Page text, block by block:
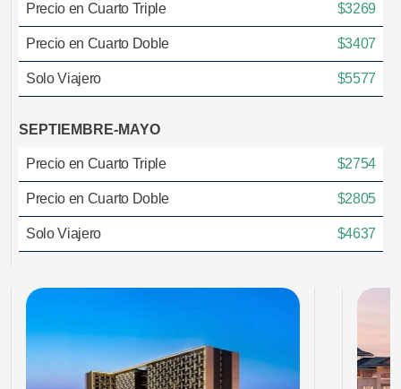
Precio en Cuarto Triple $3269
Precio en Cuarto Doble $3407
Solo Viajero $5577
SEPTIEMBRE-MAYO
Precio en Cuarto Triple $2754
Precio en Cuarto Doble $2805
Solo Viajero $4637